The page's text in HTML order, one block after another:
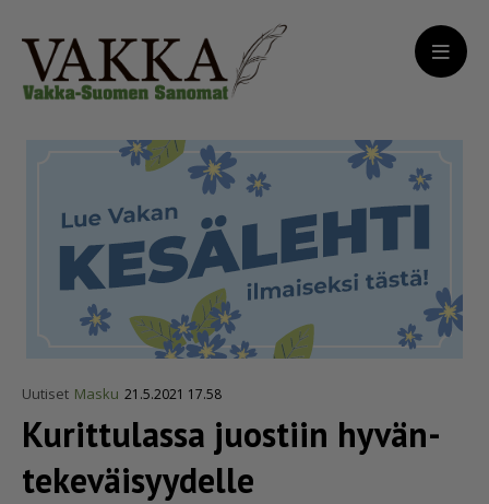
Uutiset Masku 21.5.2021 17.58
Kurittulassa juostiin hyvän­
te­ke­väi­syy­delle